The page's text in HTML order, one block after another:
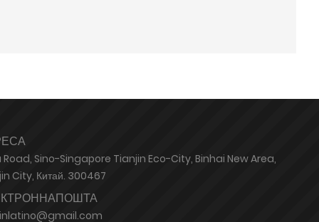
Road, Sino-Singapore Tianjin Eco-City, Binhai New Area,
City, Китай. 300467